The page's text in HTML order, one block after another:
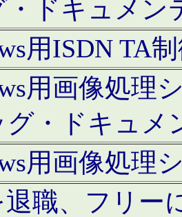
・ドキュメン
用ISDN TA
用画像処理
グ・ドキュメ
用画像処理
職、フリー